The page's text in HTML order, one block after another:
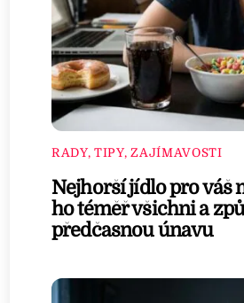
RADY, TIPY, ZAJÍMAVOSTI
Nejhorší jídlo pro váš
ho téměř všichni a
předčasnou únavu